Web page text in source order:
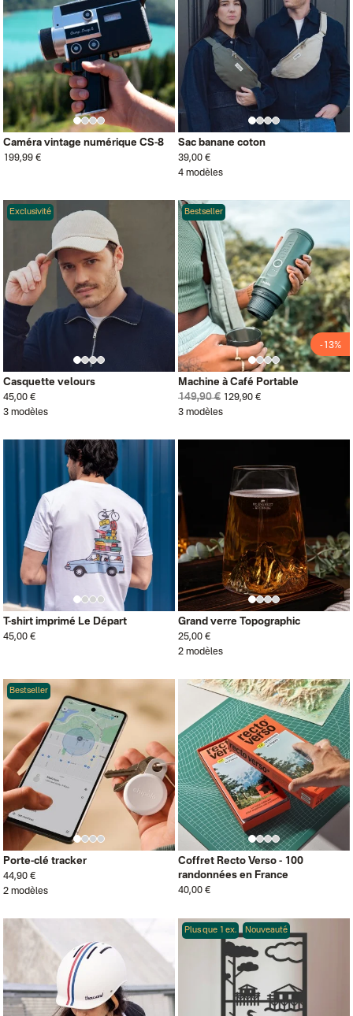
Caméra vintage numérique CS-8
199,99 €
Sac banane coton
39,00 €
4 modèles
Exclusivité
Casquette velours
45,00 €
3 modèles
Bestseller
-13%
Machine à Café Portable
149,90 € 129,90 €
3 modèles
T-shirt imprimé Le Départ
45,00 €
Grand verre Topographic
25,00 €
2 modèles
Bestseller
Porte-clé tracker
44,90 €
2 modèles
Coffret Recto Verso - 100
randonnées en France
40,00 €
Plus que 1 ex. Nouveauté